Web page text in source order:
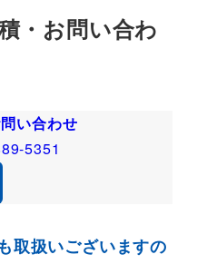
・お問い合わ
い合わせ
5351
取扱いございますの